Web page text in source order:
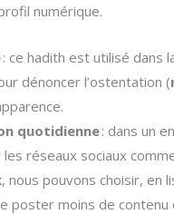
numérique.
: ce hadith est utilisé dans
dénoncer l’ostentation (
quotidienne: dans un
réseaux sociaux
, nous pouvons choisir, en
poster moins de contenu